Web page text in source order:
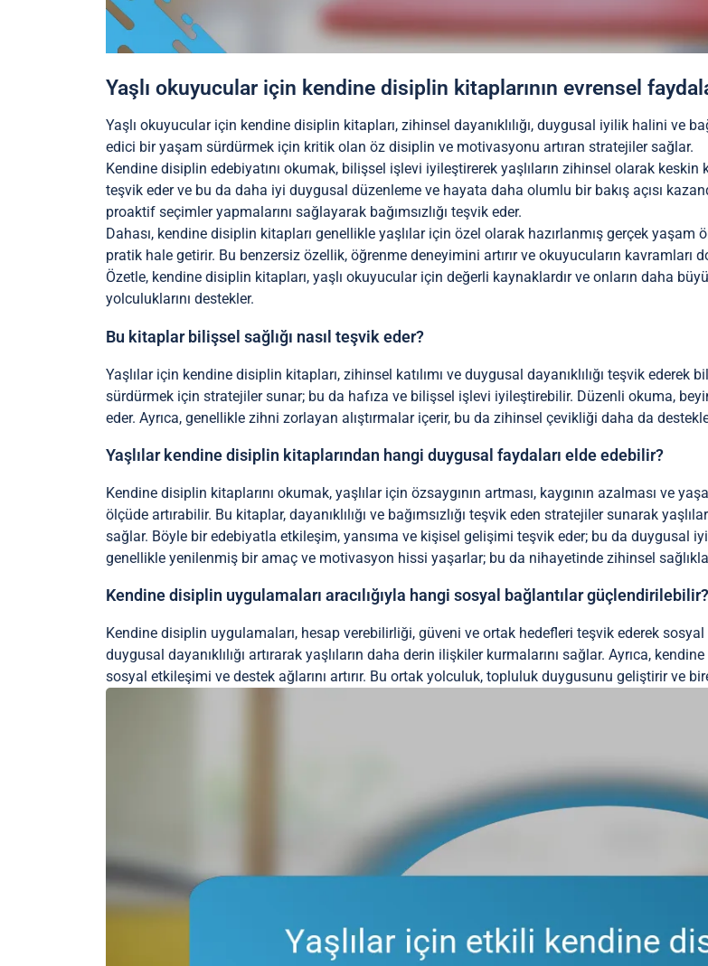
Yaşlı okuyucular için kendine disiplin kitaplarının evrensel
Yaşlı okuyucular için kendine disiplin kitapları, zihinsel dayanıklılığı, duygusal iyilik halini ve
edici bir yaşam sürdürmek için kritik olan öz disiplin ve motivasyonu artıran stratejiler sağlar.
Kendine disiplin edebiyatını okumak, bilişsel işlevi iyileştirerek yaşlıların zihinsel olarak keskin
teşvik eder ve bu da daha iyi duygusal düzenleme ve hayata daha olumlu bir bakış açısı
proaktif seçimler yapmalarını sağlayarak bağımsızlığı teşvik eder.
Dahası, kendine disiplin kitapları genellikle yaşlılar için özel olarak hazırlanmış gerçek
pratik hale getirir. Bu benzersiz özellik, öğrenme deneyimini artırır ve okuyucuların kavramları
Özetle, kendine disiplin kitapları, yaşlı okuyucular için değerli kaynaklardır ve onların daha
yolculuklarını destekler.
Bu kitaplar bilişsel sağlığı nasıl teşvik eder?
Yaşlılar için kendine disiplin kitapları, zihinsel katılımı ve duygusal dayanıklılığı teşvik ederek
sürdürmek için stratejiler sunar; bu da hafıza ve bilişsel işlevi iyileştirebilir. Düzenli okuma,
eder. Ayrıca, genellikle zihni zorlayan alıştırmalar içerir, bu da zihinsel çevikliği daha da
Yaşlılar kendine disiplin kitaplarından hangi duygusal faydaları elde edebilir?
Kendine disiplin kitaplarını okumak, yaşlılar için özsaygının artması, kaygının azalması ve
ölçüde artırabilir. Bu kitaplar, dayanıklılığı ve bağımsızlığı teşvik eden stratejiler sunarak
sağlar. Böyle bir edebiyatla etkileşim, yansıma ve kişisel gelişimi teşvik eder; bu da duygusal
genellikle yenilenmiş bir amaç ve motivasyon hissi yaşarlar; bu da nihayetinde zihinsel
Kendine disiplin uygulamaları aracılığıyla hangi sosyal bağlantılar güçlendirilebilir?
Kendine disiplin uygulamaları, hesap verebilirliği, güveni ve ortak hedefleri teşvik ederek
duygusal dayanıklılığı artırarak yaşlıların daha derin ilişkiler kurmalarını sağlar. Ayrıca,
sosyal etkileşimi ve destek ağlarını artırır. Bu ortak yolculuk, topluluk duygusunu geliştirir ve